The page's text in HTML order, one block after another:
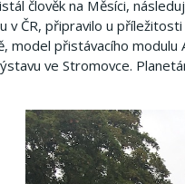
člověk na Měsíci,
v ČR, připravilo u
model přistávacího
ve Stromovce.